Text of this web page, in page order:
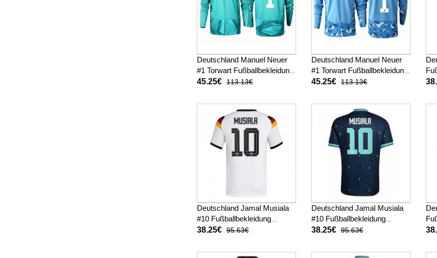
Deutschland Manuel Neuer
#1 Torwart Fußballbekleidung
Heimtrikot WM 2026
45.25€ 113.13€
Deutschland Manuel Neuer
#1 Torwart Fußballbekleidung
Auswärtstrikot WM 2026
45.25€ 113.13€
Deutschland Jamal Musiala
#10 Fußballbekleidung
Heimtrikot WM 2026 Kurzarm
38.25€ 95.63€
Deutschland Jamal Musiala
#10 Fußballbekleidung
Auswärtstrikot WM 2026
38.25€ 95.63€